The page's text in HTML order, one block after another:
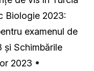
Biologie 2023:
examenul de
și Schimbările
2023 •